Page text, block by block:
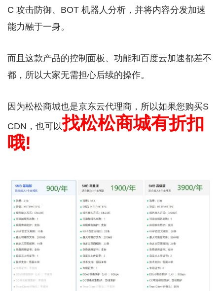
C 攻击防御、BOT 机器人分析，并将内容分发加速
能力融于一身。
而且这款产品的控制面板、功能和百度云加速都差不
都，所以大家无需担心后续的操作。
因为松松商城也是京东云代理商，所以如果您购买S
CDN，也可以找松松商城有折扣
哦!